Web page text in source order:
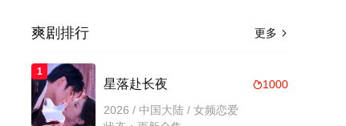
更多 
爽剧排行
1
1000
星落赴长夜
2026 / 中国大陆 / 女频恋爱